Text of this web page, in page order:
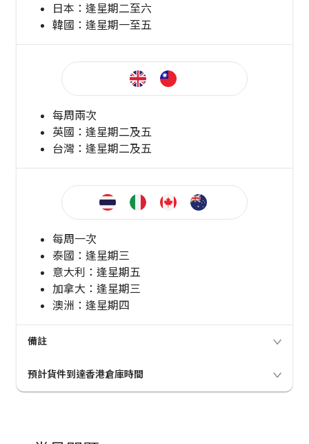
日本：逢星期二至六
韓國：逢星期一至五
每周兩次
英國：逢星期二及五
台灣：逢星期二及五
每周一次
泰國：逢星期三
意大利：逢星期五
加拿大：逢星期三
澳洲：逢星期四
備註
海外倉庫出庫時間為香港時間。
入庫以後，我們會按以上的「海外倉庫出庫時
預計貨件到達香港倉庫時間